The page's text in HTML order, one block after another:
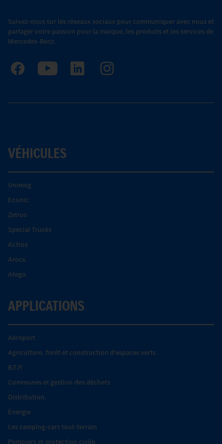
Suivez-nous sur les réseaux sociaux pour communiquer avec nous et
partager votre passion pour la marque, les produits et les services de
Mercedes-Benz.
VÉHICULES
Unimog
Econic
Zetros
Special Trucks
Actros
Arocs.
Atego.
APPLICATIONS
Aéroport
Agriculture, forêt et construction d'espaces verts
B.T.P.
Communes et gestion des déchets
Distribution.
Énergie
Les camping-cars tout-terrain
Pompiers et protection civile